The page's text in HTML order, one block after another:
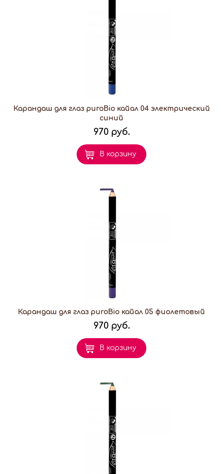
Карандаш для глаз puroBio кайал 04 электрический
синий
970 руб.
В корзину
Карандаш для глаз puroBio кайал 05 фиолетовый
970 руб.
В корзину